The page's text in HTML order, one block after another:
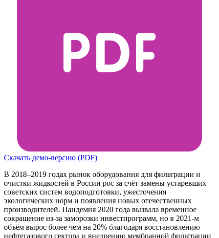
Скачать демо-версию (PDF)
В 2018–2019 годах рынок оборудования для фильтрации и
очистки жидкостей в России рос за счёт замены устаревших
советских систем водоподготовки, ужесточения
экологических норм и появления новых отечественных
производителей. Пандемия 2020 года вызвала временное
сокращение из-за заморозки инвестпрограмм, но в 2021-м
объём вырос более чем на 20% благодаря восстановлению
нефтегазового сектора и внедрению мембранной фильтрации